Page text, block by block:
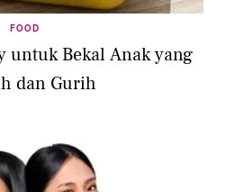
FOOD
untuk Bekal Anak yang
dan Gurih